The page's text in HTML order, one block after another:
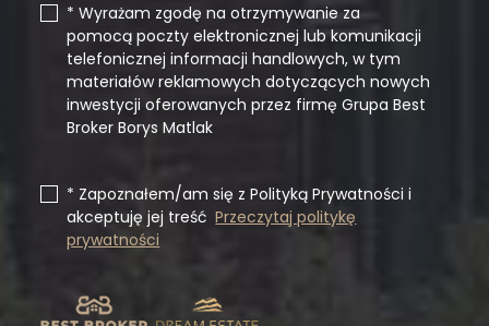
* Wyrażam zgodę na otrzymywanie za
pomocą poczty elektronicznej lub komunikacji
telefonicznej informacji handlowych, w tym
materiałów reklamowych dotyczących nowych
inwestycji oferowanych przez firmę Grupa Best
Broker Borys Matlak
* Zapoznałem/am się z Polityką Prywatności i
akceptuję jej treść Przeczytaj politykę
prywatności